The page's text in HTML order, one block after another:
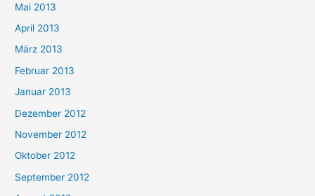
Mai 2013
April 2013
März 2013
Februar 2013
Januar 2013
Dezember 2012
November 2012
Oktober 2012
September 2012